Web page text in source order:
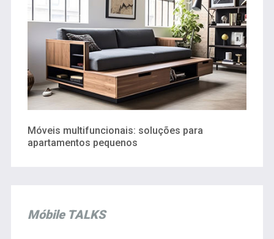
Móveis multifuncionais: soluções para
apartamentos pequenos
Móbile TALKS